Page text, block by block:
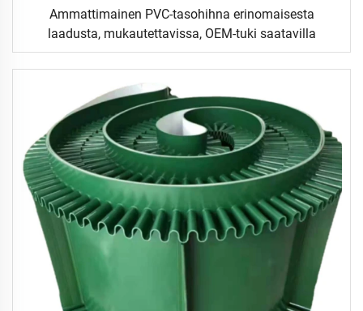
Ammattimainen PVC-tasohihna erinomaisesta
laadusta, mukautettavissa, OEM-tuki saatavilla